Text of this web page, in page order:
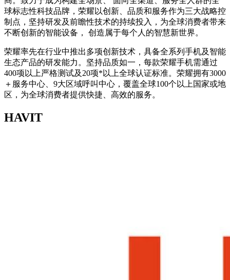
球标志性科技品牌，荣耀以创新、品质和服务作为三大战略控
制点，坚持研发及前瞻性技术的持续投入，为全球消费者带来
不断创新的智能设备， 创造属于每个人的智慧新世界。
荣耀率先在行业中推出多项创新技术，具备全系列手机及智能
生态产品的研发能力。坚持品质如一，每款荣耀手机需通过
400项以上严格测试及20项*以上全球认证标准。荣耀拥有3000
＋服务中心、9大区域呼叫中心，覆盖全球100个以上国家或地
区，为全球消费者提供快捷、高效的服务。
HAVIT